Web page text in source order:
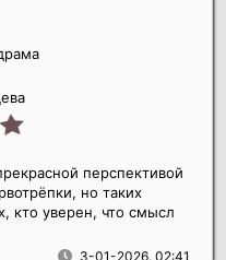
3-01-2026, 02:41
перспективой
но таких
кто уверен, что смысл